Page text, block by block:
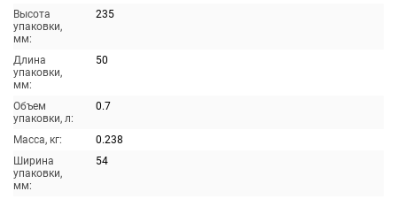
Высота
упаковки,
мм:
235
Длина
упаковки,
мм:
50
Объем
упаковки, л:
0.7
Масса, кг:
0.238
Ширина
упаковки,
мм:
54